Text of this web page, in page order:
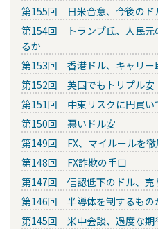
第155回 日米合意、今後のド
第154回 トランプ氏、人民元
るか
第153回 香港ドル、キャリー
第152回 英国でもトリプル安
第151回 中東リスクに円買い
第150回 悪いドル安
第149回 FX、マイルールを徹
第148回 FX詐欺の手口
第147回 信認低下のドル、売
第146回 半導体を制するもの
第145回 米中会談、過度な期